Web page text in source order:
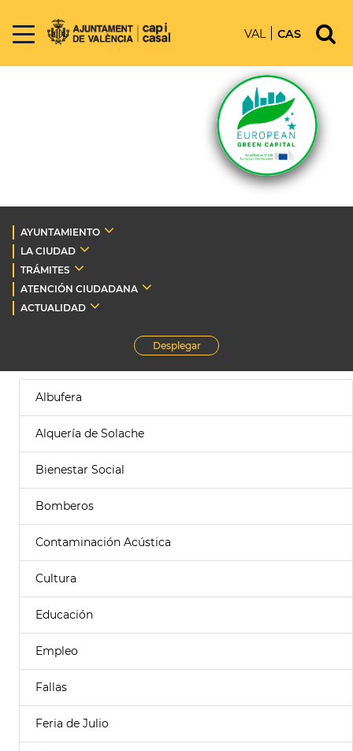
VAL CAS
AYUNTAMIENTO
LA CIUDAD
TRÁMITES
ATENCIÓN CIUDADANA
ACTUALIDAD
Desplegar
Albufera
Alquería de Solache
Bienestar Social
Bomberos
Contaminación Acústica
Cultura
Educación
Empleo
Fallas
Feria de Julio